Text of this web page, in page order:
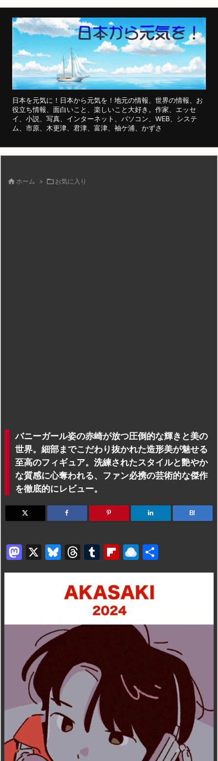
日本を元気に！日本から元気を！地元の情報、世界の情報、お
役立ち情報、面白いこと、楽しいこと大好き。作家、エッセ
イ、小説、写真、インターネット、パソコン、WEB、システ
ム、市原、木更津、君津、富津、袖ケ浦、かずさ
 ホーム > お気に入り
バニーガール姿の赤崎が放つ圧倒的な輝きと美の
世界。細部までこだわり抜かれた造形美が魅せる
至高のフィギュア。洗練されたスタイルと艶やか
な質感に心奪われる、ファン必携の芸術的な傑作
を徹底的にレビュー。
B!
M
a
o
X
Bl
u
e
s
y
T
hr
e
a
s
T
u
m
bl
r
Fl
ip
b
o
ar
d
R
ai
n
dr
p.
io
有